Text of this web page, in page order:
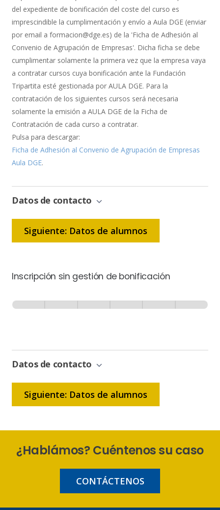
del expediente de bonificación del coste del curso es
imprescindible la cumplimentación y envío a Aula DGE (enviar
por email a formacion@dge.es) de la 'Ficha de Adhesión al
Convenio de Agrupación de Empresas'. Dicha ficha se debe
cumplimentar solamente la primera vez que la empresa vaya
a contratar cursos cuya bonificación ante la Fundación
Tripartita esté gestionada por AULA DGE. Para la
contratación de los siguientes cursos será necesaria
solamente la emisión a AULA DGE de la Ficha de
Contratación de cada curso a contratar.
Pulsa para descargar:
Ficha de Adhesión al Convenio de Agrupación de Empresas
Aula DGE.
Datos de contacto
Siguiente: Datos de alumnos
Inscripción sin gestión de bonificación
-
Bonificación
Datos de contacto
Siguiente: Datos de alumnos
¿Hablámos? Cuéntenos su caso
CONTÁCTENOS